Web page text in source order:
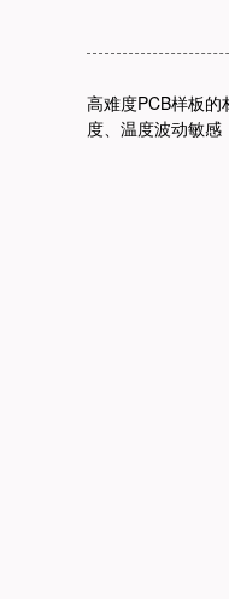
高难度PCB样板的
度、温度波动敏感